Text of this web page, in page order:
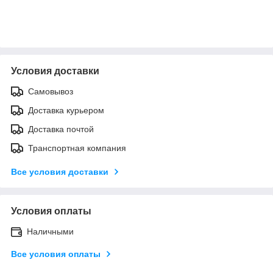
Условия доставки
Самовывоз
Доставка курьером
Доставка почтой
Транспортная компания
Все условия доставки
Условия оплаты
Наличными
Все условия оплаты